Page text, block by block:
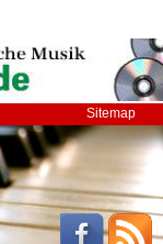
Sitemap